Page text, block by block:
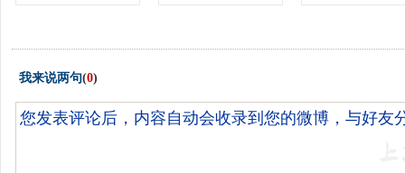
我来说两句(0)